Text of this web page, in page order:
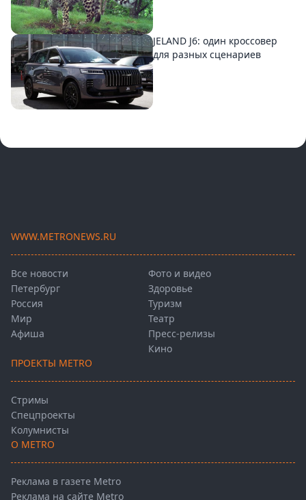
JELAND J6: один кроссовер
для разных сценариев
WWW.METRONEWS.RU
Все новости
Петербург
Россия
Мир
Афиша
Фото и видео
Здоровье
Туризм
Театр
Пресс-релизы
Кино
ПРОЕКТЫ METRO
Стримы
Спецпроекты
Колумнисты
О METRO
Реклама в газете Metro
Реклама на сайте Metro